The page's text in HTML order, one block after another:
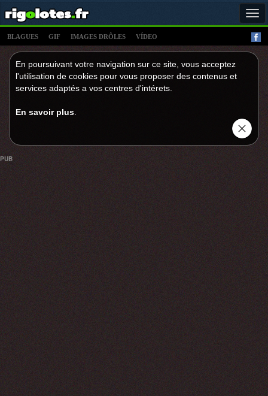
BLAGUES GIF IMAGES DRÔLES VÍDEO
En poursuivant votre navigation sur ce site, vous acceptez
l'utilisation de cookies pour vous proposer des contenus et
services adaptés a vos centres d'intérets.
En savoir plus
PUB